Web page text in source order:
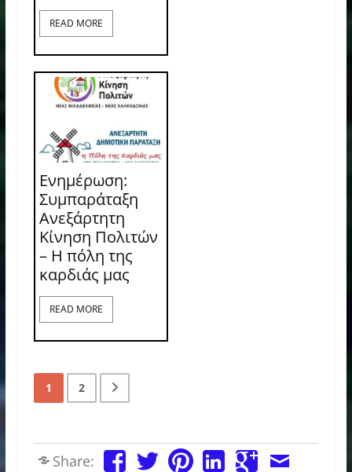
READ MORE
Ενημέρωση:
Συμπαράταξη
Ανεξάρτητη
Κίνηση Πολιτών
– Η πόλη της
καρδιάς μας
READ MORE
1 2
Share: